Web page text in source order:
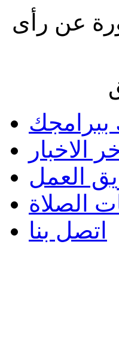
عن رأى
الاخبار
العمل
الصلاة
اتصل بنا